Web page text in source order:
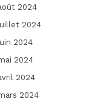
2024
2024
2024
2024
2024
2024